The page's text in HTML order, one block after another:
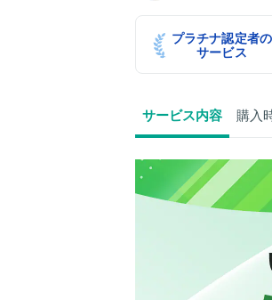
プラチナ認定者の
サービス
サービス内容 購入